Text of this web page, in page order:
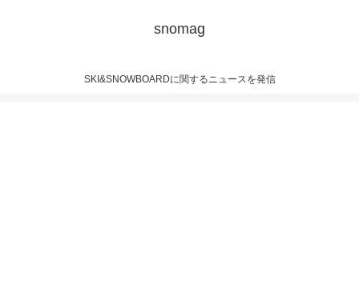
snomag
SKI&SNOWBOARDに関するニュースを発信